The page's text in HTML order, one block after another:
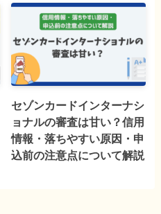
セゾンカードインターナシ
ョナルの審査は甘い？信用
情報・落ちやすい原因・申
込前の注意点について解説